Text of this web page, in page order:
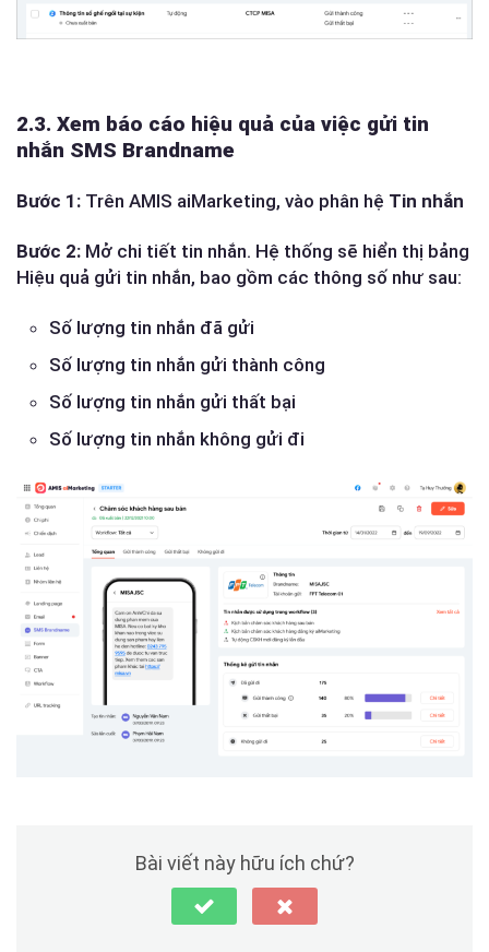
2.3. Xem báo cáo hiệu quả của việc gửi tin
nhắn SMS Brandname
Bước 1: Trên AMIS aiMarketing, vào phân hệ Tin nhắn
Bước 2: Mở chi tiết tin nhắn. Hệ thống sẽ hiển thị bảng
Hiệu quả gửi tin nhắn, bao gồm các thông số như sau:
Số lượng tin nhắn đã gửi
Số lượng tin nhắn gửi thành công
Số lượng tin nhắn gửi thất bại
Số lượng tin nhắn không gửi đi
Bài viết này hữu ích chứ?